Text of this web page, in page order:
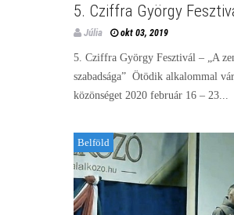
5. Cziffra György
Júlia okt 03, 2019
5. Cziffra György Fesztivál – „A
szabadsága” Ötödik alkalommal
közönséget 2020 február 16 – 23...
Belföld